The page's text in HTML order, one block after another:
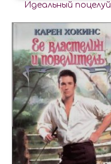
Идеальный поцелуй